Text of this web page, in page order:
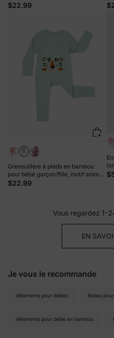
éclair double sens, orange et rouge
$22.99
Grenouillère à pieds en bambou
pour bébé garçon/fille, motif animal
enfantin, fermeture éclair double
$22.99
Vous regardez 1-
EN
Je vous le recommande
Vêtements pour bébés Robes
Vêtements pour bébé en bambou